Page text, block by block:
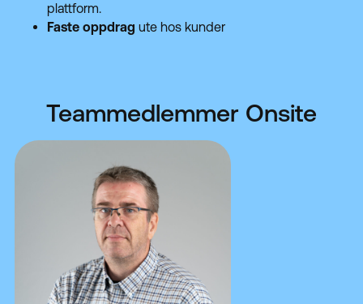
plattform.
Faste oppdrag ute hos kunder
Teammedlemmer Onsite